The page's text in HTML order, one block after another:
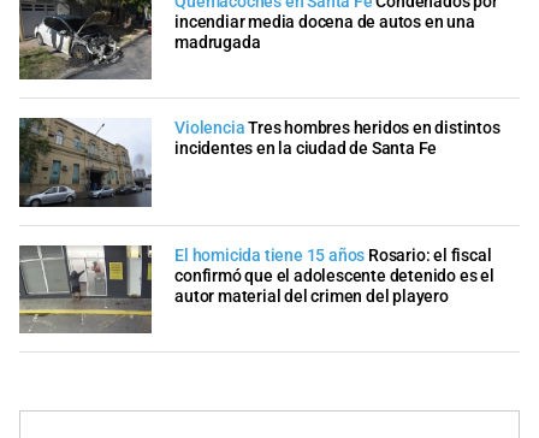
incendiar media docena de autos en una
madrugada
ViolenciaTres hombres heridos en distintos
incidentes en la ciudad de Santa Fe
El homicida tiene 15 años Rosario: el fiscal
confirmó que el adolescente detenido es el
autor material del crimen del playero